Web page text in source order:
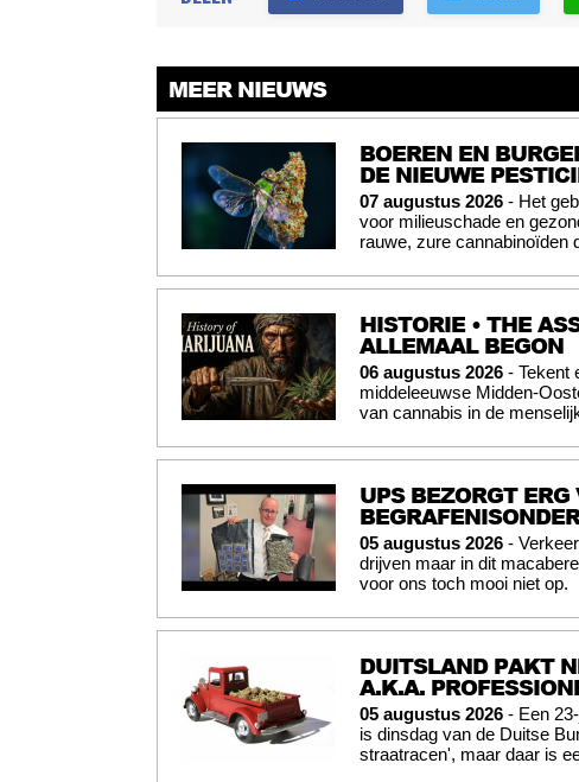
MEER NIEUWS
BOEREN EN
DE NIEUWE
07 augustus 2026 - Het
voor milieuschade en
rauwe, zure cannabinoïden
HISTORIE • THE
ALLEMAAL BEGON
06 augustus 2026 - Tekent
middeleeuwse Midden-
van cannabis in de
UPS BEZORGT
05 augustus 2026 -
drijven maar in dit
voor ons toch mooi niet op.
DUITSLAND PAKT
A.K.A.
05 augustus 2026 - Een
is dinsdag van de Duitse
straatracen', maar daar is